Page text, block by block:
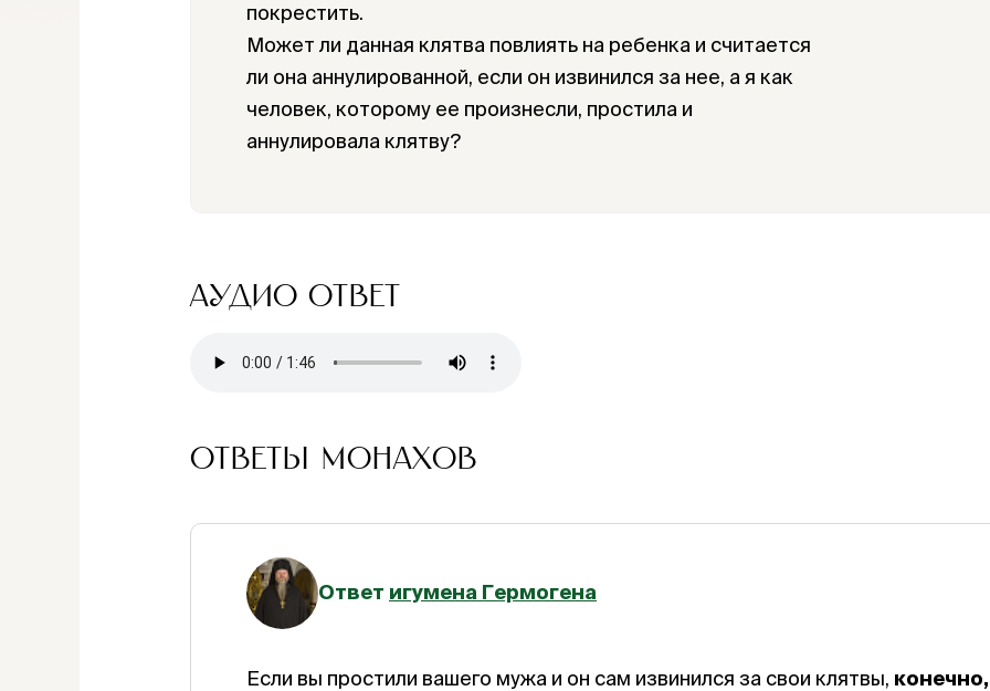
покрестить.
Может ли данная клятва повлиять на ребенка и считается
ли она аннулированной, если он извинился за нее, а я как
человек, которому ее произнесли, простила и
аннулировала клятву?
АУДИО ОТВЕТ
ОТВЕТЫ МОНАХОВ
Ответ игумена Гермогена
Если вы простили вашего мужа и он сам извинился за свои клятвы,